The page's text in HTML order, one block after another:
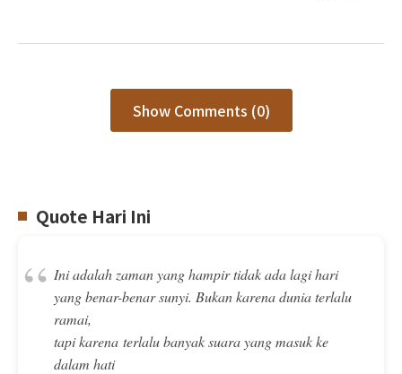
Show Comments (0)
Quote Hari Ini
“ Ini adalah zaman yang hampir tidak ada lagi hari
yang benar-benar sunyi. Bukan karena dunia terlalu
ramai,
tapi karena terlalu banyak suara yang masuk ke
dalam hati